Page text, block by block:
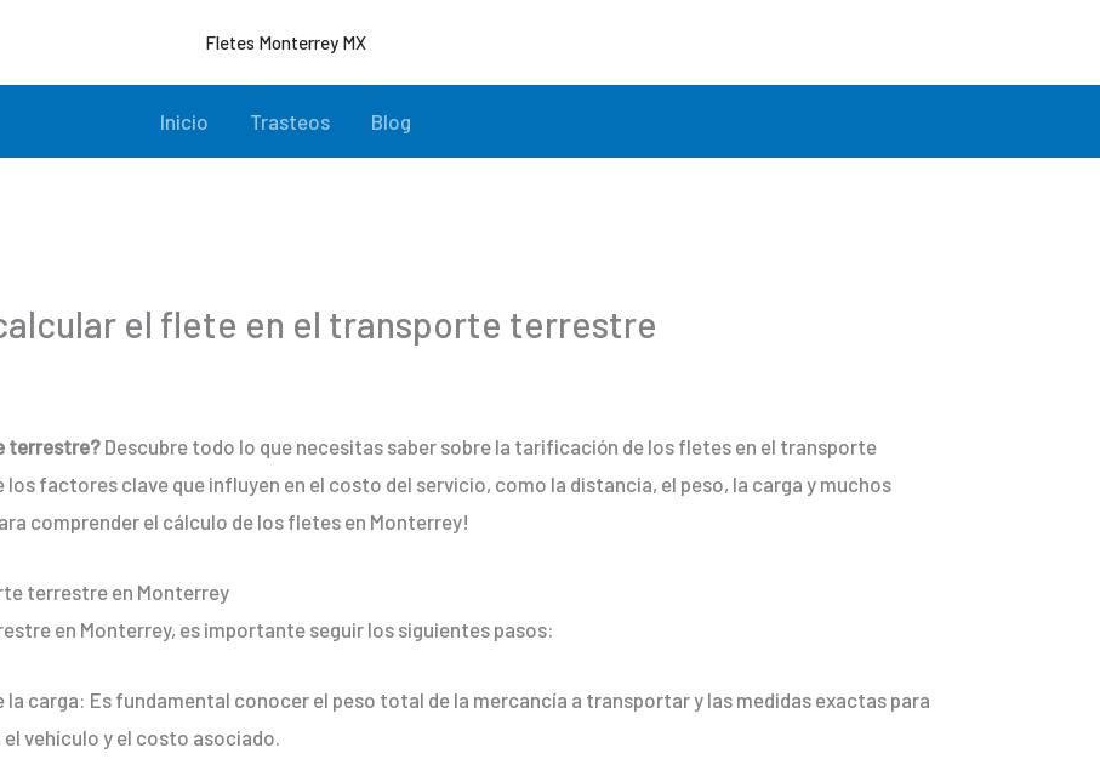
Fletes Monterrey MX
Inicio Trasteos Blog
el flete en el transporte terrestre
terrestre? Descubre todo lo que necesitas saber sobre la tarificación de los fletes en el transporte
factores clave que influyen en el costo del servicio, como la distancia, el peso, la carga y muchos
comprender el cálculo de los fletes en Monterrey!
terrestre en Monterrey
en Monterrey, es importante seguir los siguientes pasos:
la carga: Es fundamental conocer el peso total de la mercancía a transportar y las medidas exactas para
vehículo y el costo asociado.